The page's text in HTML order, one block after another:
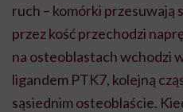
ruch – komórki przesuwają
przez kość przechodzi
na osteoblastach wchodzi
ligandem PTK7, kolejną
sąsiednim osteoblaście.